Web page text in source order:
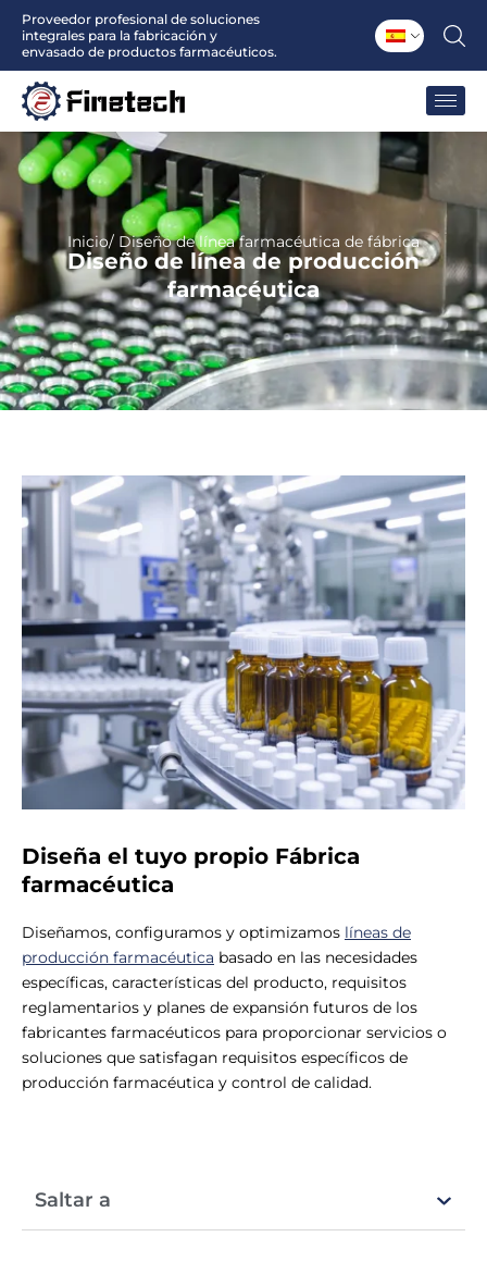
Proveedor profesional de soluciones
integrales para la fabricación y
envasado de productos farmacéuticos.
Inicio/ Diseño de línea farmacéutica de fábrica
Diseño de línea de producción
farmacéutica
Diseña el tuyo propio Fábrica
farmacéutica
Diseñamos, configuramos y optimizamos líneas de
producción farmacéutica basado en las necesidades
específicas, características del producto, requisitos
reglamentarios y planes de expansión futuros de los
fabricantes farmacéuticos para proporcionar servicios o
soluciones que satisfagan requisitos específicos de
producción farmacéutica y control de calidad.
Saltar a